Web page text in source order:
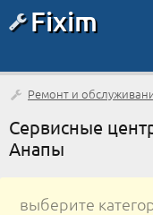
Fixim
Ремонт и
Сервисные
Анапы
выберите